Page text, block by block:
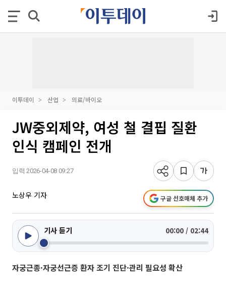
이투데이 산업 의료/바이오
JW중외제약, 여성 철 결핍 질환
인식 캠페인 전개
입력 2026-04-08 09:27
노상우 기자 구글 선호매체 추가
기사 듣기 00:00 / 02:44
자궁근종·자궁선근증 환자 조기 진단·관리 필요성 확산